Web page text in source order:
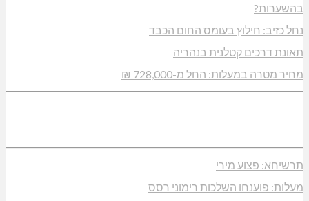
בהשערות?
נחל כזיב: חילוץ בעומס החום הכבד
תאונת דרכים קטלנית בנהריה
מחיר מטרה במעלות: החל מ-728,000 ₪
תרשיחא: פצוע מירי
מעלות: פוענחו השלכות רימוני רסס